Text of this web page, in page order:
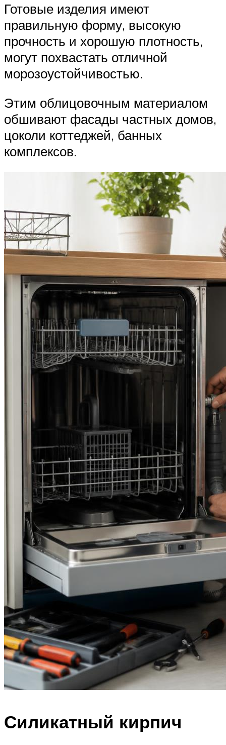
Готовые изделия имеют
правильную форму, высокую
прочность и хорошую плотность,
могут похвастать отличной
морозоустойчивостью.
Этим облицовочным материалом
обшивают фасады частных домов,
цоколи коттеджей, банных
комплексов.
Силикатный кирпич